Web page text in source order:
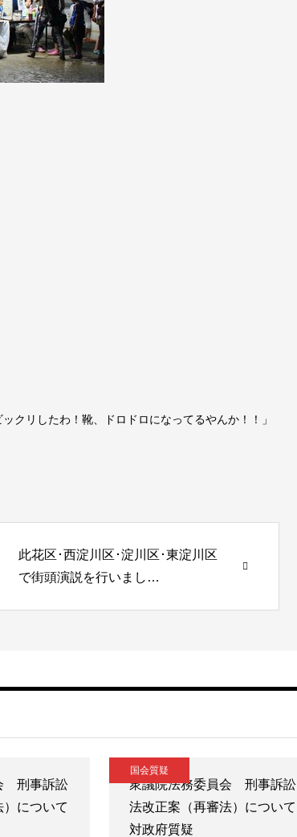
リしたわ！靴、ドロドロになってるやんか！！」
此花区･西淀川区･淀川区･東淀川区
で街頭演説を行いまし…
刑事訴訟
について
国会質疑
衆議院法務委員会 刑事訴訟
法改正案（再審法）について
対政府質疑